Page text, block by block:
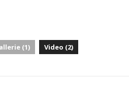
(1) Video (2)